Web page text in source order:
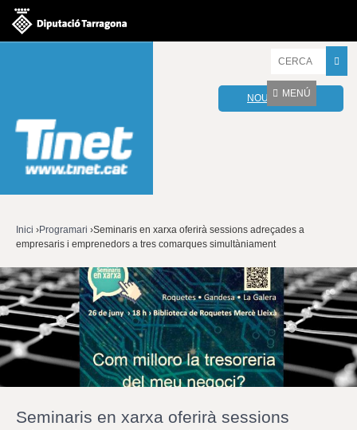
r
o
v
o
t
r
e
s
p
a
r
a
u
e
NOU WEBMAIL
MENÚ
Esteu
aquí
Inici ›Programari ›Seminaris en xarxa oferirà sessions adreçades a
empresaris i emprenedors a tres comarques simultàniament
Seminaris en xarxa oferirà sessions